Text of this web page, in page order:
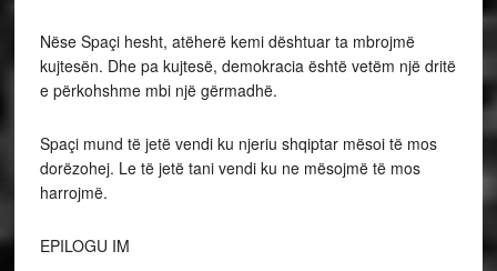
Nëse Spaçi hesht, atëherë kemi dështuar ta mbrojmë
kujtesën. Dhe pa kujtesë, demokracia është vetëm një dritë
e përkohshme mbi një gërmadhë.
Spaçi mund të jetë vendi ku njeriu shqiptar mësoi të mos
dorëzohej. Le të jetë tani vendi ku ne mësojmë të mos
harrojmë.
EPILOGU IM